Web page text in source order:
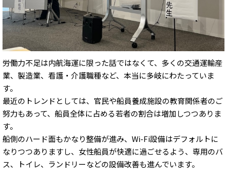
労働力不足は内航海運に限った話ではなくて、多くの交通運輸産
業、製造業、看護・介護職種など、本当に多岐にわたっていま
す。
最近のトレンドとしては、官民や船員養成施設の教育関係者のご
努力もあって、船員全体に占める若者の割合は増加しつつありま
す。
船側のハード面もかなり整備が進み、Wi-Fi設備はデフォルトに
なりつつありますし、女性船員が快適に過ごせるよう、専用のバ
ス、トイレ、ランドリーなどの設備改善も進んでいます。